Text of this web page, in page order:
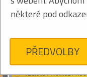
RAP / HIP HOP DOMÁCÍ
RAP / HIP HOP
DVD / HUDBA
PUNK / HARDCORE
TECHNO / TRANCE /
některé pod
PŘEDVOLBY